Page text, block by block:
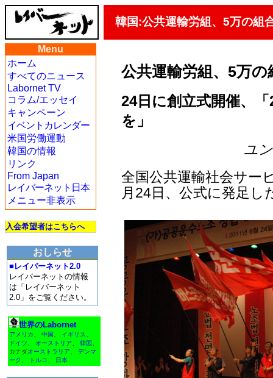
韓国:公共運輸労組、5万の組
Menu
ホーム
すべてのニュース
Labornet TV
コラム/エッセイ
キャンペーン
イベントカレンダー
米国労働運動
韓国の情報
リンク
From Japan
レイバーネット日本
メニュー非表示
入会希望者はこちらへ
おしらせ
■レイバーネット2.0
レイバーネットの情報
は「レイバーネット
2.0」をご覧ください。
世界のLabornet
アメリカ 中国 イギリス
ドイツ
オーストリア 韓国
カナダオーストラリア
デンマ
ーク
トルコ 日本
公共運輸労組、5万
24日に創立式開催、
を」
ユ
全国公共運輸社会サー
月24日、公式に発足し